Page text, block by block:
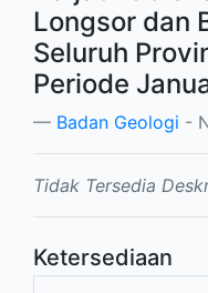
Longsor dan
Seluruh
Periode
Badan Geologi -
Tidak Tersedia
Ketersediaan